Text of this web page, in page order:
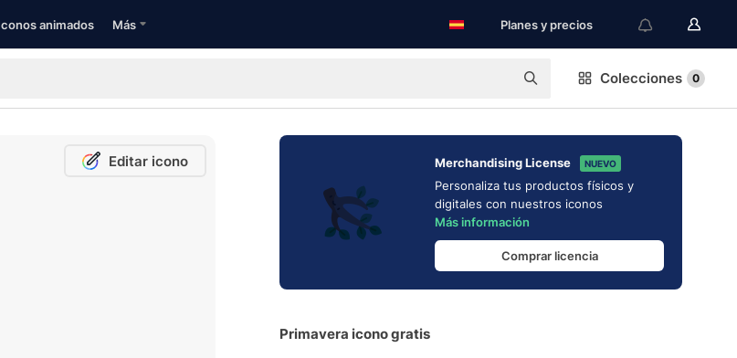
animados Más Planes y precios
Colecciones 0
Editar icono Merchandising License NUEVO
Personaliza tus productos físicos y
digitales con nuestros iconos
Más información
Comprar licencia
Primavera icono gratis